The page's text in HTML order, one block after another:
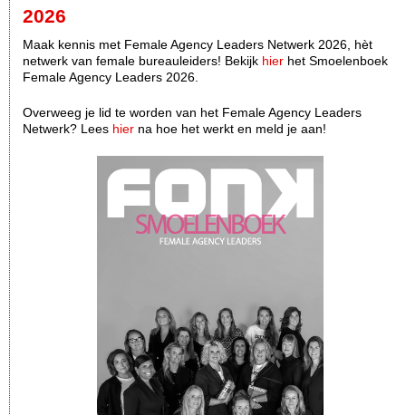
2026
Maak kennis met Female Agency Leaders Netwerk 2026, hèt
netwerk van female bureauleiders! Bekijk hier het Smoelenboek
Female Agency Leaders 2026.
Overweeg je lid te worden van het Female Agency Leaders
Netwerk? Lees hier na hoe het werkt en meld je aan!